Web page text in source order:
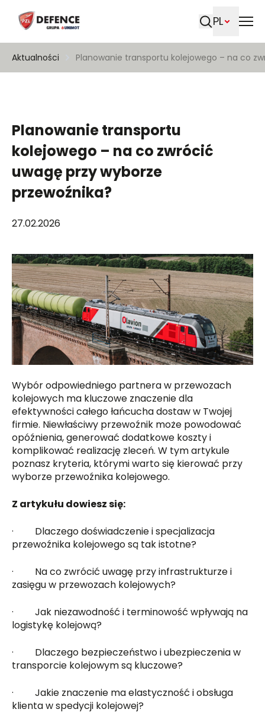
PL
Aktualności Planowanie transportu kolejowego – na co
Planowanie transportu
kolejowego – na co zwrócić
uwagę przy wyborze
przewoźnika?
27.02.2026
Wybór odpowiedniego partnera w przewozach
kolejowych ma kluczowe znaczenie dla
efektywności całego łańcucha dostaw w Twojej
firmie. Niewłaściwy przewoźnik może powodować
opóźnienia, generować dodatkowe koszty i
komplikować realizację zleceń. W tym artykule
poznasz kryteria, którymi warto się kierować przy
wyborze przewoźnika kolejowego.
Z artykułu dowiesz się:
· Dlaczego doświadczenie i specjalizacja
przewoźnika kolejowego są tak istotne?
· Na co zwrócić uwagę przy infrastrukturze i
zasięgu w przewozach kolejowych?
· Jak niezawodność i terminowość wpływają na
logistykę kolejową?
· Dlaczego bezpieczeństwo i ubezpieczenia w
transporcie kolejowym są kluczowe?
· Jakie znaczenie ma elastyczność i obsługa
klienta w spedycji kolejowej?